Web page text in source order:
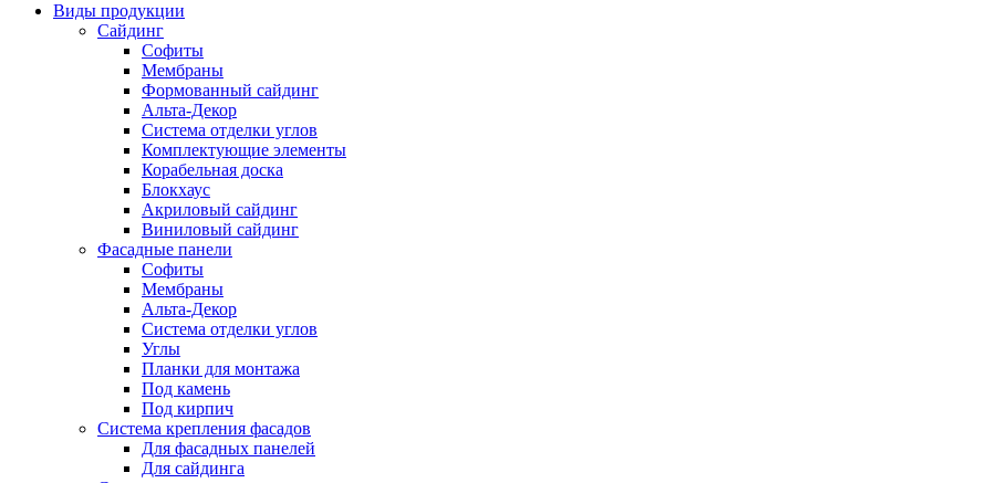
Виды продукции
Сайдинг
Софиты
Мембраны
Формованный сайдинг
Альта-Декор
Система отделки углов
Комплектующие элементы
Корабельная доска
Блокхаус
Акриловый сайдинг
Виниловый сайдинг
Фасадные панели
Софиты
Мембраны
Альта-Декор
Система отделки углов
Углы
Планки для монтажа
Под камень
Под кирпич
Система крепления фасадов
Для фасадных панелей
Для сайдинга